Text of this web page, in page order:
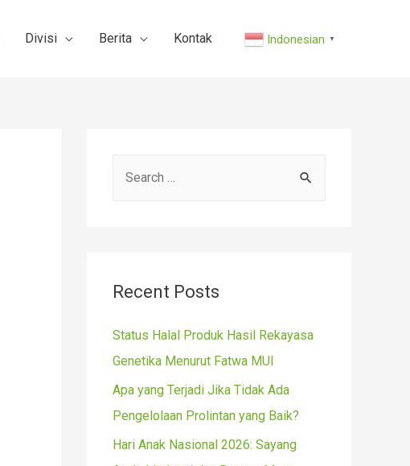
Divisi Berita Kontak Indonesian ▼
h
:
Recent Posts
Status Halal Produk Hasil Rekayasa
Genetika Menurut Fatwa MUI
Apa yang Terjadi Jika Tidak Ada
Pengelolaan Prolintan yang Baik?
Hari Anak Nasional 2026: Sayang